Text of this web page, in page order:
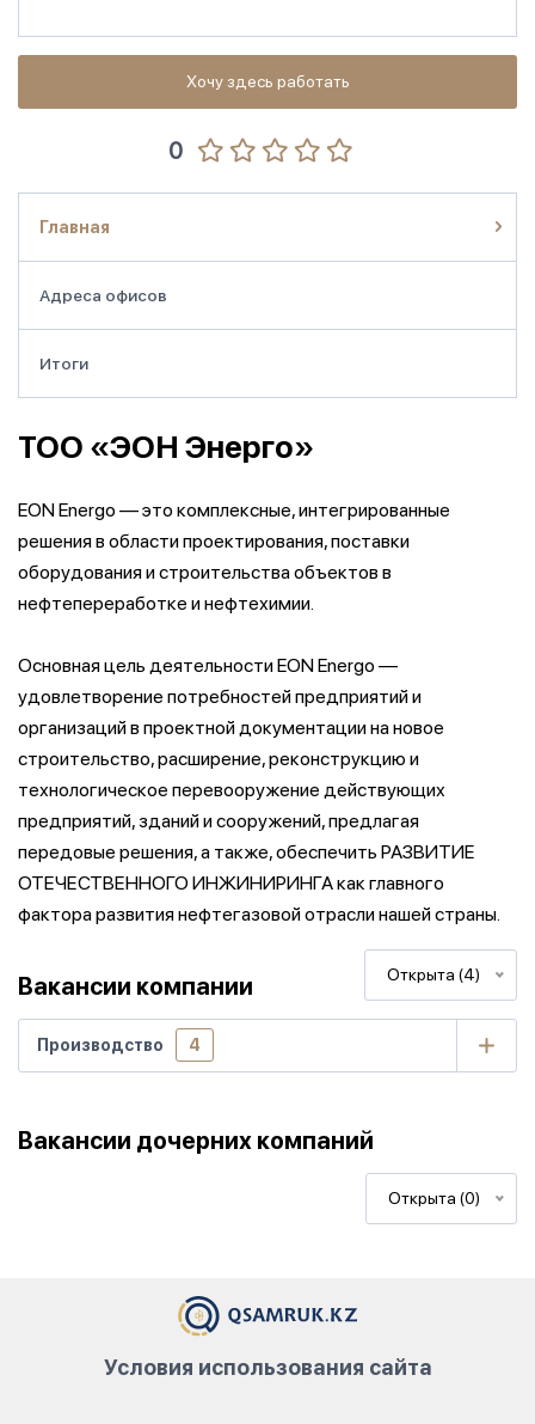
Хочу здесь работать
0
Главная
Адреса офисов
Итоги
ТОО «ЭОН Энерго»
EON Energo — это комплексные, интегрированные
решения в области проектирования, поставки
оборудования и строительства объектов в
нефтепереработке и нефтехимии.
Основная цель деятельности EON Energo —
удовлетворение потребностей предприятий и
организаций в проектной документации на новое
строительство, расширение, реконструкцию и
технологическое перевооружение действующих
предприятий, зданий и сооружений, предлагая
передовые решения, а также, обеспечить РАЗВИТИЕ
ОТЕЧЕСТВЕННОГО ИНЖИНИРИНГА как главного
фактора развития нефтегазовой отрасли нашей страны.
Вакансии компании Открыта (4)
Производство 4
Вакансии дочерних компаний
Открыта (0)
Условия использования сайта